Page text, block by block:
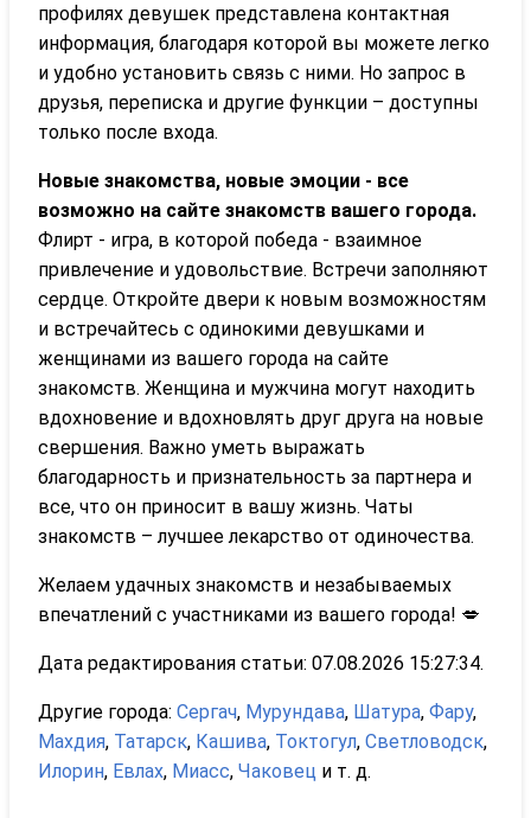
профилях девушек представлена контактная
информация, благодаря которой вы можете легко
и удобно установить связь с ними. Но запрос в
друзья, переписка и другие функции – доступны
только после входа.
Новые знакомства, новые эмоции - все
возможно на сайте знакомств вашего города.
Флирт - игра, в которой победа - взаимное
привлечение и удовольствие. Встречи заполняют
сердце. Откройте двери к новым возможностям
и встречайтесь с одинокими девушками и
женщинами из вашего города на сайте
знакомств. Женщина и мужчина могут находить
вдохновение и вдохновлять друг друга на новые
свершения. Важно уметь выражать
благодарность и признательность за партнера и
все, что он приносит в вашу жизнь. Чаты
знакомств – лучшее лекарство от одиночества.
Желаем удачных знакомств и незабываемых
впечатлений с участниками из вашего города! 💋
Дата редактирования статьи: 07.08.2026 15:27:34.
Другие города: Сергач, Мурундава, Шатура, Фару,
Махдия, Татарск, Кашива, Токтогул, Светловодск,
Илорин, Евлах, Миасс, Чаковец и т. д.